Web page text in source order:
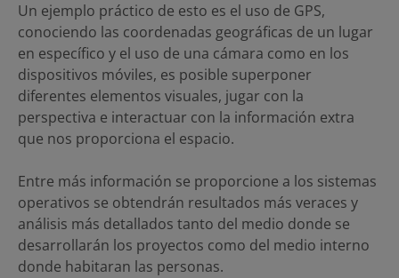
Un ejemplo práctico de esto es el uso de GPS,
conociendo las coordenadas geográficas de un lugar
en específico y el uso de una cámara como en los
dispositivos móviles, es posible superponer
diferentes elementos visuales, jugar con la
perspectiva e interactuar con la información extra
que nos proporciona el espacio.
Entre más información se proporcione a los sistemas
operativos se obtendrán resultados más veraces y
análisis más detallados tanto del medio donde se
desarrollarán los proyectos como del medio interno
donde habitaran las personas.